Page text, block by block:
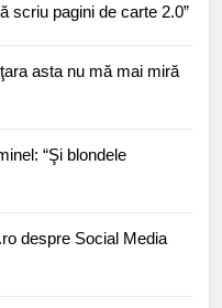
scriu pagini de carte 2.0”
asta nu mă mai miră
“Şi blondele
despre Social Media